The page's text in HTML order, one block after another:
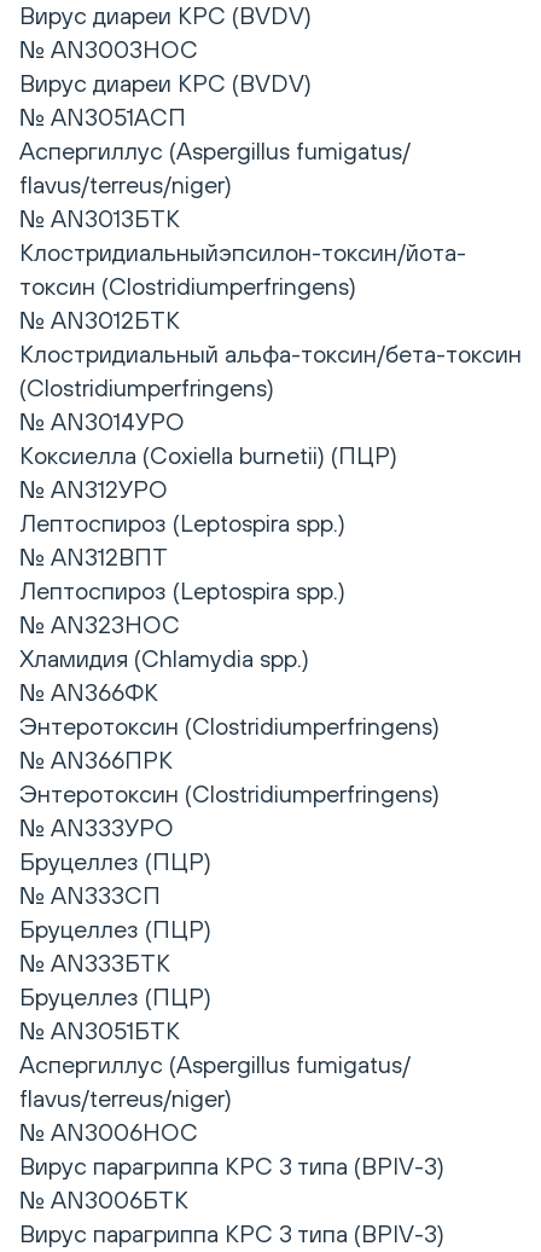
Вирус диареи КРС (BVDV)
№ AN3003НОС
Вирус диареи КРС (BVDV)
№ AN3051АСП
Аспергиллус (Aspergillus fumigatus/
flavus/terreus/niger)
№ AN3013БТК
Клостридиальныйэпсилон-токсин/йота-
токсин (Clostridiumperfringens)
№ AN3012БТК
Клостридиальный альфа-токсин/бета-токсин
(Clostridiumperfringens)
№ AN3014УРО
Коксиелла (Coxiella burnetii) (ПЦР)
№ AN312УРО
Лептоспироз (Leptospira spp.)
№ AN312ВПТ
Лептоспироз (Leptospira spp.)
№ AN323НОС
Хламидия (Chlamydia spp.)
№ AN366ФК
Энтеротоксин (Clostridiumperfringens)
№ AN366ПРК
Энтеротоксин (Clostridiumperfringens)
№ AN333УРО
Бруцеллез (ПЦР)
№ AN333СП
Бруцеллез (ПЦР)
№ AN333БТК
Бруцеллез (ПЦР)
№ AN3051БТК
Аспергиллус (Aspergillus fumigatus/
flavus/terreus/niger)
№ AN3006НОС
Вирус парагриппа КРС 3 типа (BPIV-3)
№ AN3006БТК
Вирус парагриппа КРС 3 типа (BPIV-3)